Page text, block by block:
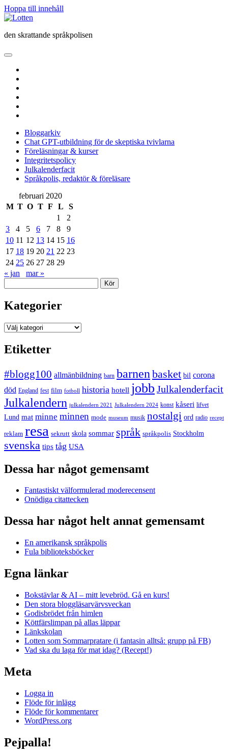
Hoppa till innehåll
Lotten
den skrattande språkpolisen
öppna
meny
Bloggarkiv
Chat GPT-utbildning för de skeptiska tvivlarna
Föreläsningar & kurser
Integritetspolicy
Julkalenderfacit
Språkpolis, redaktör & föreläsare
Sidopanel
februari 2020
M T O T F L
S
1
2
3
4 5 6 7 8
9
10 11 12 13 14 15 16
17 18 19 20 21 22 23
24 25 26 27 28 29
« jan
mar »
Kategorier
Kategorier
Etiketter
#blogg100 allmänbildning barn barnen basket bil corona
död England fest film fotboll historia hotell jobb Julkalenderfacit
Julkalendern julkalendern 2021 Julkalendern 2024 konst kåseri lifvet
Lund mat minne minnen mode museum musik nostalgi ord radio recept
reklam resa sekrutt skola sommar språk språkpolis Stockholm
svenska tips tåg USA
Dessa har något gemensamt
Fantastiskt välformulerad moderecensent
Onödiga citattecken
Dessa har något helt annat gemensamt
En amerikansk språkpolis
Fula biblioteksböcker
Egna länkar
Bokstävlar & AI – mitt levebröd. Gå en kurs!
Den stora bloggläsarvärvsveckan
Godisbrödet från himlen
Köttfärslimpan på allas läppar
Länkskolan
Lotten som Sommarpratare (i fantasin alltså: grupp på FB)
Vad ska du laga för mat idag? (Recept!)
Meta
Logga in
Flöde för inlägg
Flöde för kommentarer
WordPress.org
Pejpalla!